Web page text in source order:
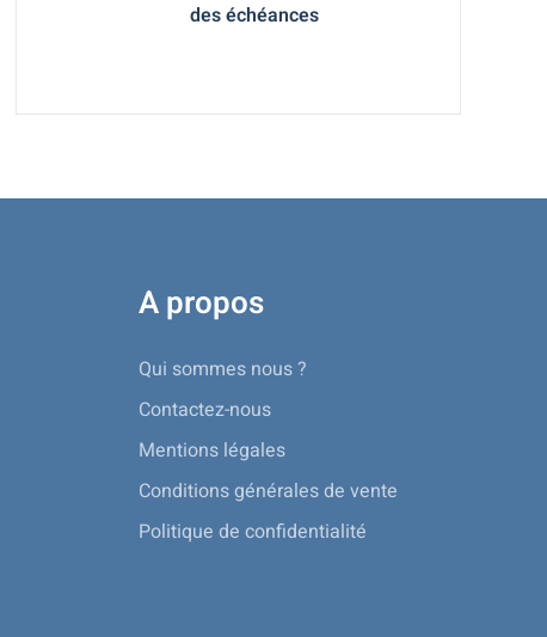
des échéances
A propos
Qui sommes nous ?
Contactez-nous
Mentions légales
Conditions générales de vente
Politique de confidentialité